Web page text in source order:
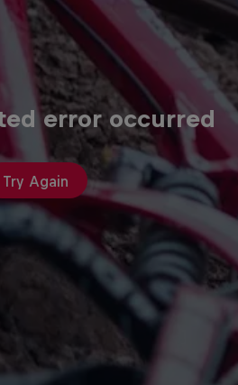
error occurred
Try Again